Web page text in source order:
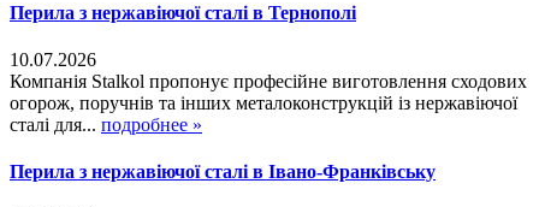
Перила з нержавіючої сталі в Тернополі
10.07.2026
Компанія Stalkol пропонує професійне виготовлення сходових
огорож, поручнів та інших металоконструкцій із нержавіючої
сталі для... подробнее »
Перила з нержавіючої сталі в Івано-Франківську